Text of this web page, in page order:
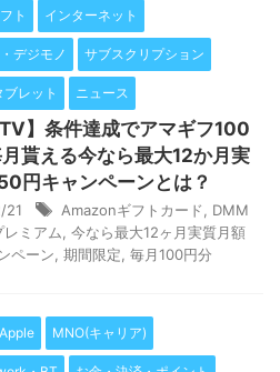
ト インターネット
デジモノ サブスクリプション
ブレット ニュース
TV】条件達成でアマギフ100
貰える今なら最大12か月実
円キャンペーンとは？
21 Amazonギフトカード
DMM
ミアム
今なら最大12ヶ月実質月額
ペーン 期間限定 毎月100円分
Apple MNO(キャリア)